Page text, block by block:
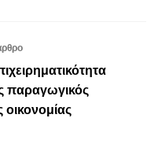
παραγωγικός
οικονομίας